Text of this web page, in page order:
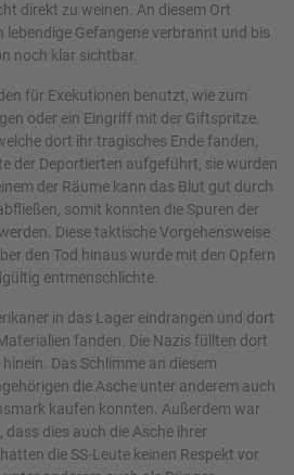
direkt zu weinen. An diesem Ort
lebendige Gefangene verbrannt und bis
noch klar sichtbar.
für Exekutionen benutzt, wie zum
oder ein Eingriff mit der Giftspritze.
dort ihr tragisches Ende fanden,
der Deportierten aufgeführt, sie wurden
der Räume kann das Blut gut durch
somit konnten die Spuren der
Diese taktische Vorgehensweise
den Tod hinaus wurde mit den Opfern
entmenschlichte.
in das Lager eindrangen und dort
fanden. Die Nazis füllten dort
Das Schlimme an diesem
die Asche unter anderem auch
kaufen konnten. Außerdem war
dies auch die Asche ihrer
die SS-Leute keinen Respekt vor